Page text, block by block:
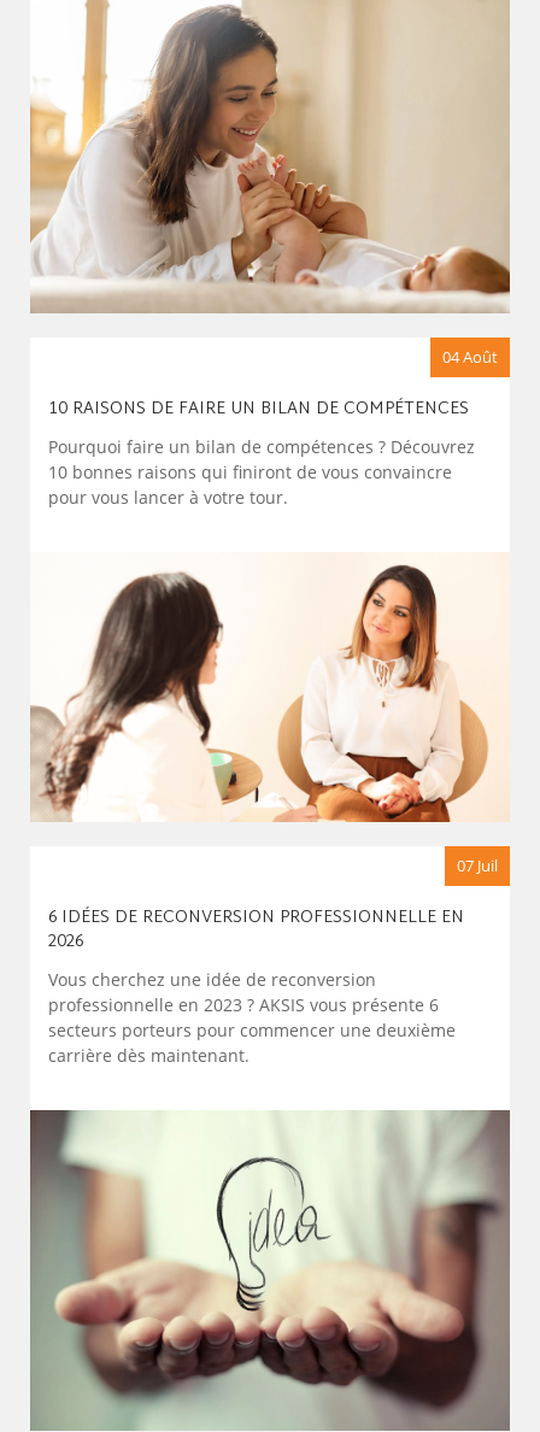
04 Août
10 RAISONS DE FAIRE UN BILAN DE COMPÉTENCES
Pourquoi faire un bilan de compétences ? Découvrez
10 bonnes raisons qui finiront de vous convaincre
pour vous lancer à votre tour.
07 Juil
6 IDÉES DE RECONVERSION PROFESSIONNELLE EN
2026
Vous cherchez une idée de reconversion
professionnelle en 2023 ? AKSIS vous présente 6
secteurs porteurs pour commencer une deuxième
carrière dès maintenant.